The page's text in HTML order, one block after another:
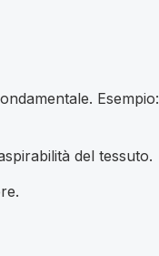
Esempio:
del tessuto.